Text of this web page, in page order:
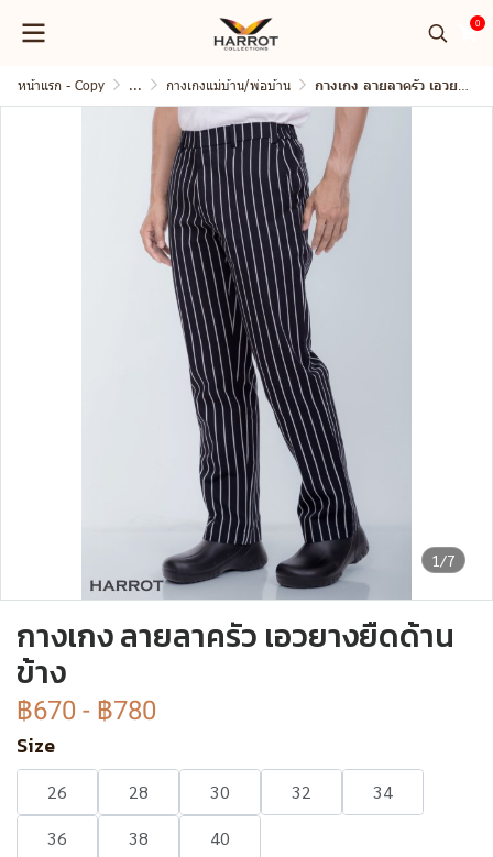
0
หน้าแรก - Copy ... กางเกงแม่บ้าน/พ่อบ้าน กางเกง ลายลาครัว เอวยางยืดด้านข้าง
1/7
กางเกง ลายลาครัว เอวยางยืดด้าน
ข้าง
฿670 - ฿780
Size
26 28 30 32
34
36
38 40